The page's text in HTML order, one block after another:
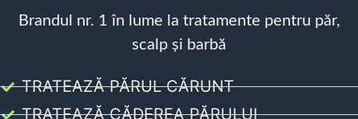
Brandul nr. 1 în lume la tratamente pentru păr,
scalp și barbă
TRATEAZĂ PĂRUL CĂRUNT
TRATEAZĂ CĂDEREA PĂRULUI